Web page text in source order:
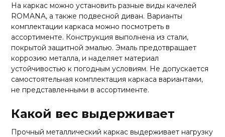
На каркас можно установить разные виды качелей
ROMANA, а также подвесной диван. Варианты
комплектации каркаса можно посмотреть в
ассортименте. Конструкция выполнена из стали,
покрытой защитной эмалью. Эмаль предотвращает
коррозию металла, и наделяет материал
устойчивостью к погодным условиям. Не допускается
самостоятельная комплектация каркаса вариантами,
не представленными в ассортименте.
Какой вес выдерживает
Прочный металлический каркас выдерживает нагрузку